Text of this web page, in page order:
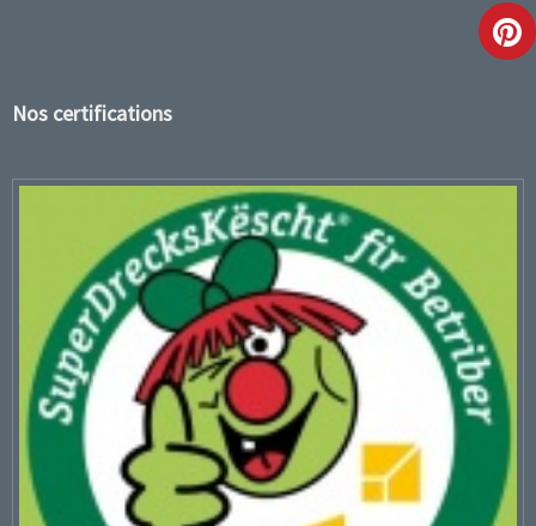
Nos certifications